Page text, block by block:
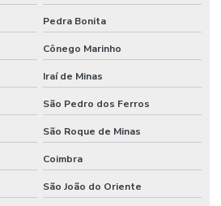
Pedra Bonita
Cônego Marinho
Iraí de Minas
São Pedro dos Ferros
São Roque de Minas
Coimbra
São João do Oriente